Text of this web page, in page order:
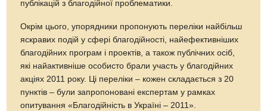
публікацій з благодійної проблематики.
Окрім цього, упорядники пропонують переліки найбільш
яскравих подій у сфері благодійності, найефективніших
благодійних програм і проектів, а також публічних осіб,
які найактивніше особисто брали участь у благодійних
акціях 2011 року. Ці переліки – кожен складається з 20
пунктів – були запропоновані експертам у рамках
опитування «Благодійність в Україні – 2011».